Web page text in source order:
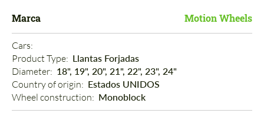
Marca Motion Wheels
Cars:
Product Type: Llantas Forjadas
Diameter: 18", 19", 20", 21", 22", 23", 24"
Country of origin: Estados UNIDOS
Wheel construction: Monoblock